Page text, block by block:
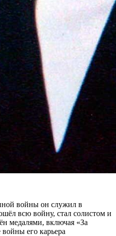
войны он служил в
всю войну, стал солистом и
медалями, включая «За
его карьера